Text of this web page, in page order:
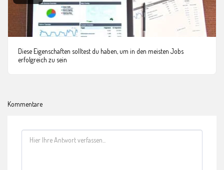
Diese Eigenschaften solltest du haben, um in den meisten Jobs
erfolgreich zu sein
Kommentare